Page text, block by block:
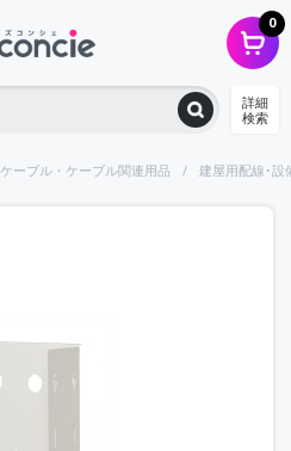
0
詳細
検索
ケーブル・ケーブル関連用品 建屋用配線･設